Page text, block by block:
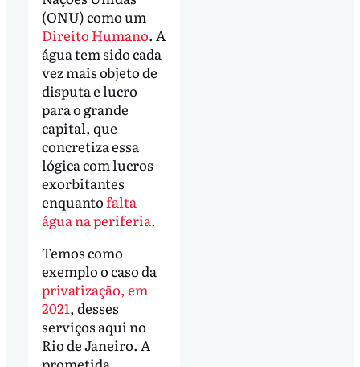
(ONU) como um
Direito Humano. A
água tem sido cada
vez mais objeto de
disputa e lucro
para o grande
capital, que
concretiza essa
lógica com lucros
exorbitantes
enquantofalta
água na periferia.
Temos como
exemplo o caso da
privatização, em
2021, desses
serviços aqui no
Rio de Janeiro. A